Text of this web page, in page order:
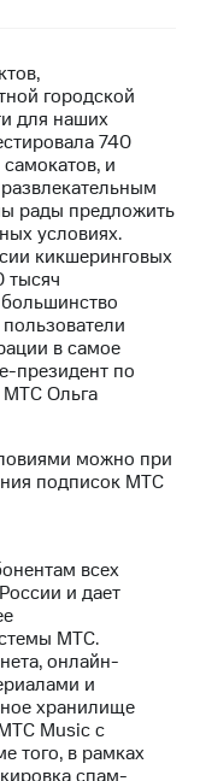
городской
для наших
740
и
рады предложить
условиях.
кикшеринговых
тысяч
в самое
президент по
МТС Ольга
можно при
подписок MTC
всех
и дает
МТС.
онлайн-
и
хранилище
Music с
того, в рамках